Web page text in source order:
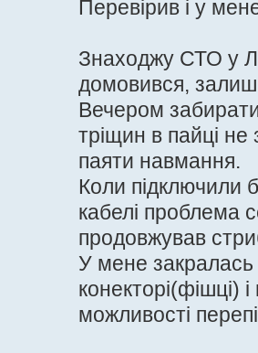
Перевірив і у
Знаходжу СТО у
домовився,
Вечером
тріщин в пайці
паяти навмання.
Коли підключили
кабелі проблема
продовжував
У мене
конекторі(фішці)
можливості